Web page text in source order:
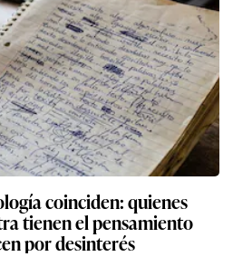
coinciden: quienes
tienen el pensamiento
por desinterés